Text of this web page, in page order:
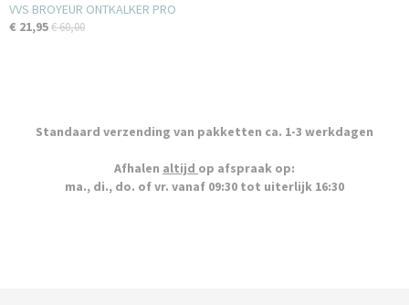
VVS BROYEUR ONTKALKER PRO
€ 21,95€ 60,00
Standaard verzending van pakketten ca. 1-3 werkdagen
Afhalen altijd op afspraak op:
ma., di., do. of vr. vanaf 09:30 tot uiterlijk 16:30